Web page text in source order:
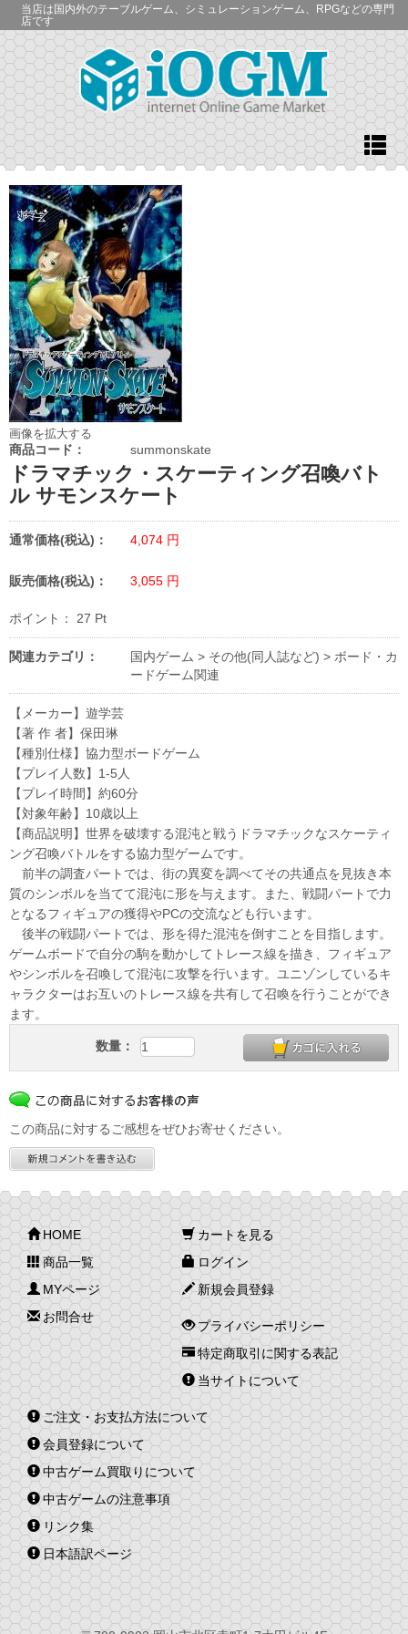
当店は国内外のテーブルゲーム、シミュレーションゲーム、RPGなどの専門
店です
画像を拡大する
商品コード： summonskate
ドラマチック・スケーティング召喚バト
ル サモンスケート
通常価格(税込)： 4,074 円
販売価格(税込)： 3,055 円
ポイント： 27 Pt
関連カテゴリ： 国内ゲーム > その他(同人誌など) > ボード・カ
ードゲーム関連
【メーカー】遊学芸
【著 作 者】保田琳
【種別仕様】協力型ボードゲーム
【プレイ人数】1-5人
【プレイ時間】約60分
【対象年齢】10歳以上
【商品説明】世界を破壊する混沌と戦うドラマチックなスケーティ
ング召喚バトルをする協力型ゲームです。
前半の調査パートでは、街の異変を調べてその共通点を見抜き本
質のシンボルを当てて混沌に形を与えます。また、戦闘パートで力
となるフィギュアの獲得やPCの交流なども行います。
後半の戦闘パートでは、形を得た混沌を倒すことを目指します。
ゲームボードで自分の駒を動かしてトレース線を描き、フィギュア
やシンボルを召喚して混沌に攻撃を行います。ユニゾンしているキ
ャラクターはお互いのトレース線を共有して召喚を行うことができ
ます。
数量：
この商品に対するご感想をぜひお寄せください。
HOME
商品一覧
MYページ
お問合せ
カートを見る
ログイン
新規会員登録
プライバシーポリシー
特定商取引に関する表記
当サイトについて
ご注文・お支払方法について
会員登録について
中古ゲーム買取りについて
中古ゲームの注意事項
リンク集
日本語訳ページ